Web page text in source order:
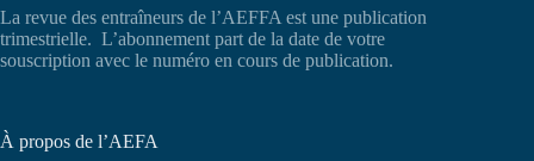
La revue des entraîneurs de l’AEFFA est une publication
trimestrielle. L’abonnement part de la date de votre
souscription avec le numéro en cours de publication.
À propos de l’AEFA